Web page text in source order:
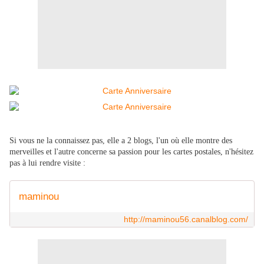
Si vous ne la connaissez pas, elle a 2 blogs, l'un où elle montre des
merveilles et l'autre concerne sa passion pour les cartes postales, n'hésitez
pas à lui rendre visite :
maminou
http://maminou56.canalblog.com/